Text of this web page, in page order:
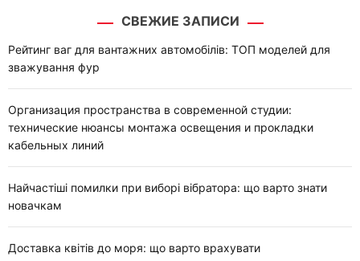
:
СВЕЖИЕ ЗАПИСИ
Рейтинг ваг для вантажних автомобілів: ТОП моделей для
зважування фур
Организация пространства в современной студии:
технические нюансы монтажа освещения и прокладки
кабельных линий
Найчастіші помилки при виборі вібратора: що варто знати
новачкам
Доставка квітів до моря: що варто врахувати